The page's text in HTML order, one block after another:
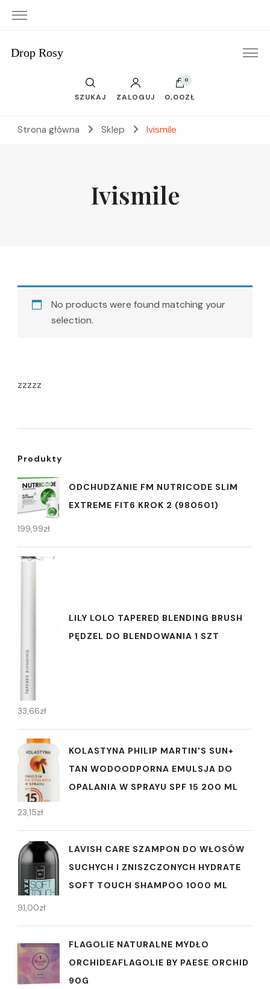
Drop Rosy
SZUKAJ ZALOGUJ
0
0,00ZŁ
Strona główna Sklep Ivismile
Ivismile
No products were found matching your
selection.
zzzzz
Produkty
ODCHUDZANIE FM NUTRICODE SLIM
EXTREME FIT6 KROK 2 (980501)
199,99zł
LILY LOLO TAPERED BLENDING BRUSH
PĘDZEL DO BLENDOWANIA 1 SZT
33,66zł
KOLASTYNA PHILIP MARTIN'S SUN+
TAN WODOODPORNA EMULSJA DO
OPALANIA W SPRAYU SPF 15 200 ML
23,15zł
LAVISH CARE SZAMPON DO WŁOSÓW
SUCHYCH I ZNISZCZONYCH HYDRATE
SOFT TOUCH SHAMPOO 1000 ML
91,00zł
FLAGOLIE NATURALNE MYDŁO
ORCHIDEAFLAGOLIE BY PAESE ORCHID
90G